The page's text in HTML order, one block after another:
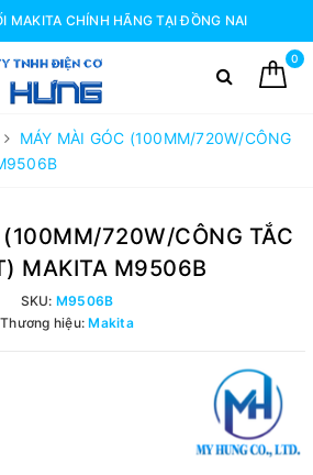
MAKITA CHÍNH HÃNG TẠI ĐỒNG NAI
0
MÁY MÀI GÓC (100MM/720W/CÔNG
720W/CÔNG TẮC
MAKITA M9506B
SKU: M9506B
Thương hiệu:Makita